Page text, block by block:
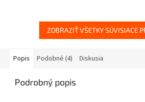
ZOBRAZIŤ VŠETKY SÚVISIACE
Popis Podobné (4) Diskusia
Podrobný popis